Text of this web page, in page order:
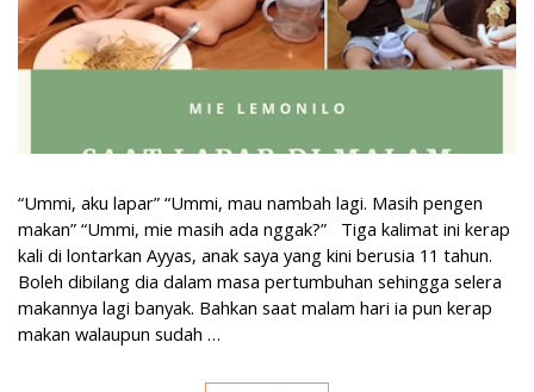
“Ummi, aku lapar” “Ummi, mau nambah lagi. Masih pengen
makan” “Ummi, mie masih ada nggak?” Tiga kalimat ini kerap
kali di lontarkan Ayyas, anak saya yang kini berusia 11 tahun.
Boleh dibilang dia dalam masa pertumbuhan sehingga selera
makannya lagi banyak. Bahkan saat malam hari ia pun kerap
makan walaupun sudah …